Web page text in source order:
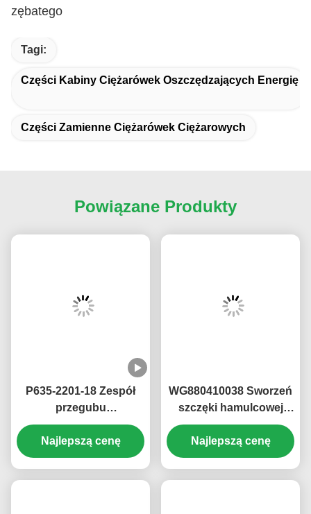
zębatego
Tagi:
Części Kabiny Ciężarówek Oszczędzających Energię
Części Zamienne Ciężarówek Ciężarowych
Powiązane Produkty
P635-2201-18 Zespół
przegubu
uniwersalnego DO
Howo ALEX Zespół
przegubu
Najlepszą cenę
WG880410038 Sworzeń
szczęki hamulcowej
Części do ciężarówek
Howo Odporność na
ciepło Bezpieczna
Najlepszą cenę